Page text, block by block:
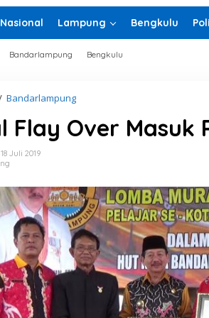
Nasional Lampung Bengkulu
Bandarlampung Bengkulu
Bandarlampung
r
a
a
y
O
v
e
r
M
Flay Over Masuk
18 Juli 2019